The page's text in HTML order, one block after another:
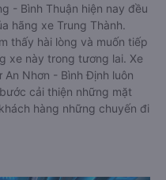
- Bình Thuận hiện nay đều
hãng xe Trung Thành.
thấy hài lòng và muốn tiếp
xe này trong tương lai. Xe
Nhơn - Bình Định luôn
cải thiện những mặt
hàng những chuyến đi